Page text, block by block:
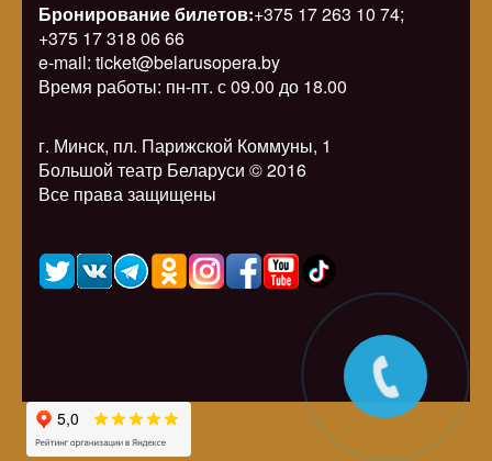
Бронирование билетов:+375 17 263 10 74;
+375 17 318 06 66
e-mail: ticket@belarusopera.by
Время работы: пн-пт. с 09.00 до 18.00
г. Минск, пл. Парижской Коммуны, 1
Большой театр Беларуси © 2016
Все права защищены